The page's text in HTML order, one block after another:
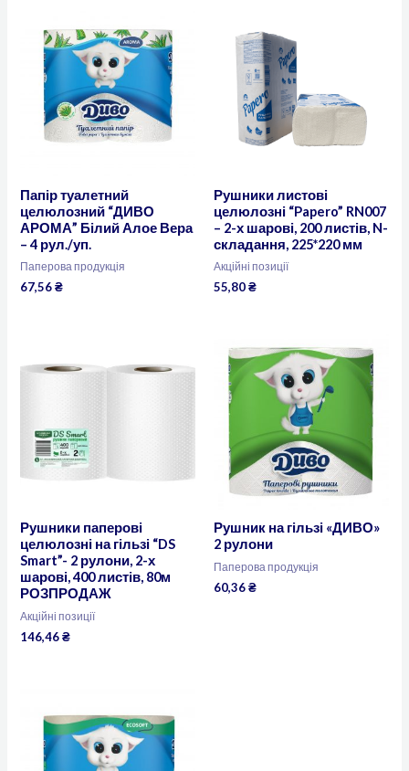
Папір туалетний
целюлозний “ДИВО
АРОМА” Білий Алое Вера
– 4 рул./уп.
Паперова продукція
67,56₴
Рушники листові
целюлозні “Papero” RN007
– 2-х шарові, 200 листів, N-
складання, 225*220 мм
Акційні позиції
55,80₴
Рушники паперові
целюлозні на гільзі “DS
Smart”- 2 рулони, 2-х
шарові, 400 листів, 80м
РОЗПРОДАЖ
Акційні позиції
146,46₴
Рушник на гільзі «ДИВО»
2 рулони
Паперова продукція
60,36₴